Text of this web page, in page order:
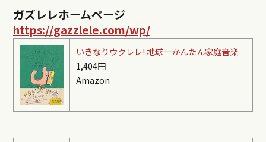
ガズレレホームページ
https://gazzlele.com/wp/
いきなりウクレレ! 地球一かんたん家庭音楽
1,404円
Amazon